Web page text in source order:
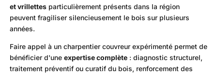
et vrillettes particulièrement présents dans la région
peuvent fragiliser silencieusement le bois sur plusieurs
années.
Faire appel à un charpentier couvreur expérimenté permet de
bénéficier d'une expertise complète : diagnostic structurel,
traitement préventif ou curatif du bois, renforcement des